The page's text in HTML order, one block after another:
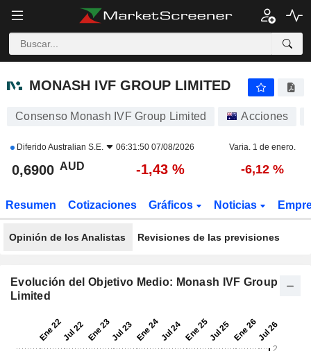
MONASH IVF GROUP LIMITED
Consenso Monash IVF Group Limited Acciones
DiferidoAustralian S.E. 06:31:50 07/08/2026 Varia. 1 de enero.
0,6900 AUD -1,43 % -6,12 %
Resumen Cotizaciones Gráficos Noticias
Opinión de los Analistas Revisiones de las previsiones
Evolución del Objetivo Medio: Monash IVF Group
Limited